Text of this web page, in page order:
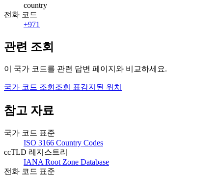
country
전화 코드
+971
관련 조회
이 국가 코드를 관련 답변 페이지와 비교하세요.
국가 코드 조회 조회 표감지된 위치
참고 자료
국가 코드 표준
ISO 3166 Country Codes
ccTLD 레지스트리
IANA Root Zone Database
전화 코드 표준